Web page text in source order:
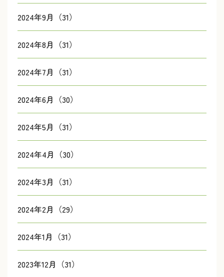
2024年9月（31）
2024年8月（31）
2024年7月（31）
2024年6月（30）
2024年5月（31）
2024年4月（30）
2024年3月（31）
2024年2月（29）
2024年1月（31）
2023年12月（31）